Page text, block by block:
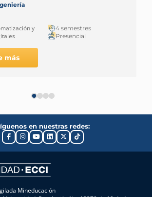
y
4 semestres
Presencial
más
en nuestras redes:
Mineducación